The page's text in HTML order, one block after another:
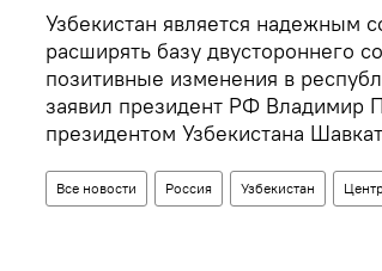
Узбекистан является надежным
расширять базу двустороннего
позитивные изменения в
заявил президент РФ Владимир
президентом Узбекистана
Все новости Россия Узбекистан